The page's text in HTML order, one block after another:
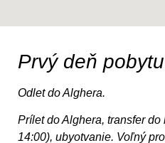
Prvý deň pobytu
Odlet do Alghera.
Prílet do Alghera, transfer
14:00), ubyotvanie. Voľný